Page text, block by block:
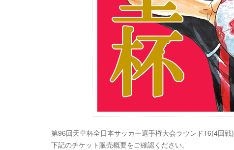
第96回天皇杯全日本サッカー選手権大会ラウンド16(4回
下記のチケット販売概要をご確認ください。